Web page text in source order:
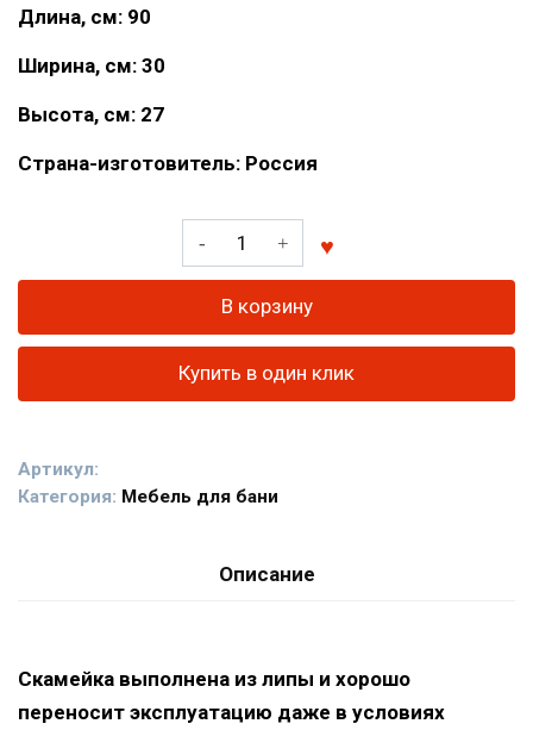
Длина, см: 90
Ширина, см: 30
Высота, см: 27
Страна-изготовитель: Россия
Количество
товара
липы
"А"
В корзину
Купить в один клик
Артикул:
Категория: Мебель для бани
Описание
Скамейка выполнена из липы и хорошо
переносит эксплуатацию даже в условиях